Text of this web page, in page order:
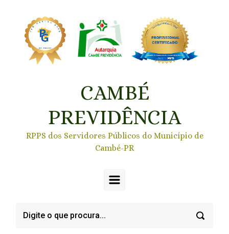
CAMBÉ
PREVIDÊNCIA
RPPS dos Servidores Públicos do Município de
Cambé-PR